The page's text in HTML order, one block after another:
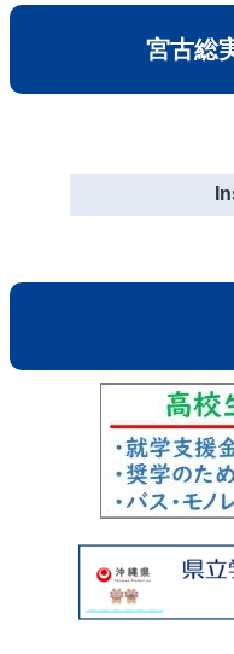
宮古総